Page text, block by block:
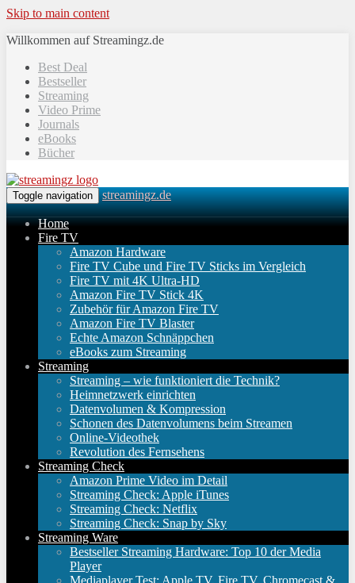
Skip to main content
Willkommen auf Streamingz.de
Best Deal
Bestseller
Streaming
Video Prime
Journals
eBooks
Bücher
Toggle navigation streamingz.de
Home
Fire TV
Amazon Hardware
Fire TV Cube und Fire TV Sticks im Vergleich
Fire TV mit 4K Ultra-HD
Amazon Fire TV Stick 4K
Zubehör für Amazon Fire TV
Amazon Fire TV Blaster
Echte Amazon Schnäppchen
eBooks zum Streaming
Streaming
Streaming – wie funktioniert die Technik?
Heimnetzwerk einrichten
Datenvolumen & Kompression
Schonen des Datenvolumens beim Streamen
Online-Videothek
Revolution des Fernsehens
Streaming Check
Amazon Prime Video im Detail
Streaming Check: Apple iTunes
Streaming Check: Netflix
Streaming Check: Snap by Sky
Streaming Ware
Bestseller Streaming Hardware: Top 10 der Media
Player
Mediaplayer Test: Apple TV, Fire TV, Chromecast &